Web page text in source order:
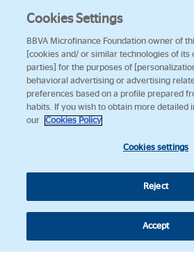
Cookies Settings
BBVA Microfinance Foundation owner of
[cookies and/ or similar technologies of its
parties] for the purposes of
behavioral advertising or advertising
preferences based on a profile prepared
habits. If you wish to obtain more detailed
our
Cookies Policy
Cookies settings
Reject
Accept